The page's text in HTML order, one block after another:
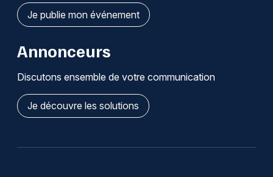
Je publie mon événement
Annonceurs
Discutons ensemble de votre communication
Je découvre les solutions